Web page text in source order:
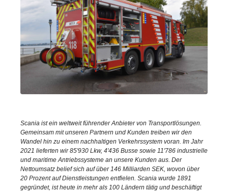
Scania ist ein weltweit führender Anbieter von Transportlösungen.
Gemeinsam mit unseren Partnern und Kunden treiben wir den
Wandel hin zu einem nachhaltigen Verkehrssystem voran. Im Jahr
2021 lieferten wir 85'930 Lkw, 4'436 Busse sowie 11'786 industrielle
und maritime Antriebssysteme an unsere Kunden aus. Der
Nettoumsatz belief sich auf über 146 Milliarden SEK, wovon über
20 Prozent auf Dienstleistungen entfielen. Scania wurde 1891
gegründet, ist heute in mehr als 100 Ländern tätig und beschäftigt